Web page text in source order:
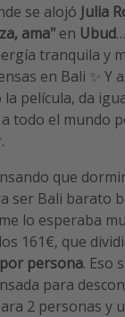
y otros
se alojó Julia
ama" en Ubud
tranquila y
en Bali ✨ Y
película, da
todo el mundo
que
ser Bali barato
lo esperaba
161€, que
persona. Eso
para
2 personas y